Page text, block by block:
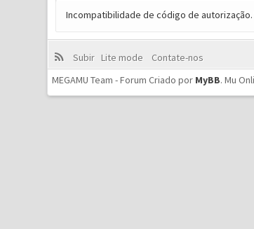
Incompatibilidade de código de
Subir Lite mode
Contate-nos
MEGAMU Team - Forum Criado por MyBB.Mu